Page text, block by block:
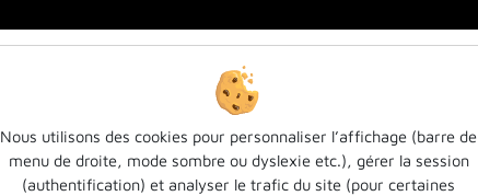
Nous utilisons des cookies pour personnaliser l’affichage (barre de
menu de droite, mode sombre ou dyslexie etc.), gérer la session
(authentification) et analyser le trafic du site (pour certaines